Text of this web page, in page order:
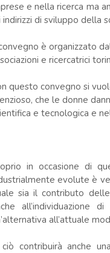
e nella ricerca ma
indirizzi di sviluppo della
è organizzato
e ricercatrici
questo convegno si
che le donne
e tecnologica e
in occasione di
evolute è
sia il contributo delle
all’individuazione
all’attuale
contribuirà anche